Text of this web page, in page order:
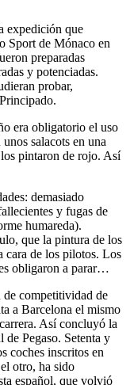
expedición que
Sport de Mónaco en
preparadas
y potenciadas.
probar,
era obligatorio el uso
salacots en una
pintaron de rojo. Así
demasiado
y fugas de
humareda).
que la pintura de los
cara de los pilotos. Los
obligaron a parar…
de competitividad de
a Barcelona el mismo
Así concluyó la
Pegaso. Setenta y
coches inscritos en
otro, ha sido
español, que volvió